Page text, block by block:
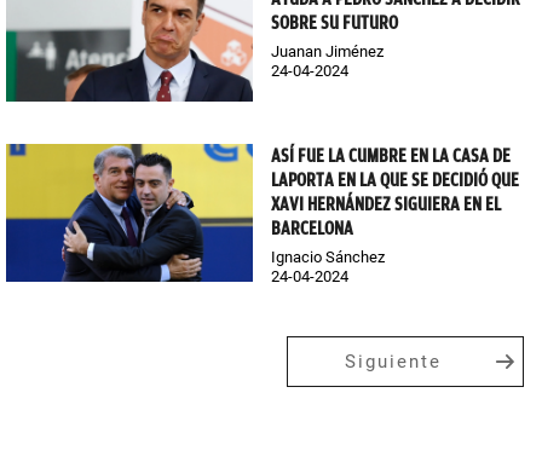
SOBRE SU FUTURO
Juanan Jiménez
24-04-2024
ASÍ FUE LA CUMBRE EN LA CASA DE
LAPORTA EN LA QUE SE DECIDIÓ QUE
XAVI HERNÁNDEZ SIGUIERA EN EL
BARCELONA
Ignacio Sánchez
24-04-2024
Siguiente